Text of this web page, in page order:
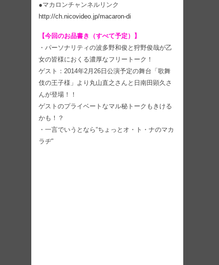
●マカロンチャンネルリンク
http://ch.nicovideo.jp/macaron-di
【今回のお品書き（すべて予定）】
・パーソナリティの波多野和俊と狩野俊哉が乙
女の皆様におくる濃厚なフリートーク！
ゲスト：2014年2月26日公演予定の舞台「歌舞
伎の王子様」より丸山直之さんと日南田顕久さ
んが登場！！
ゲストのプライベートなマル秘トークもきける
かも！？
・一言でいうとなら“ちょっとオ・ト・ナのマカ
ラヂ”